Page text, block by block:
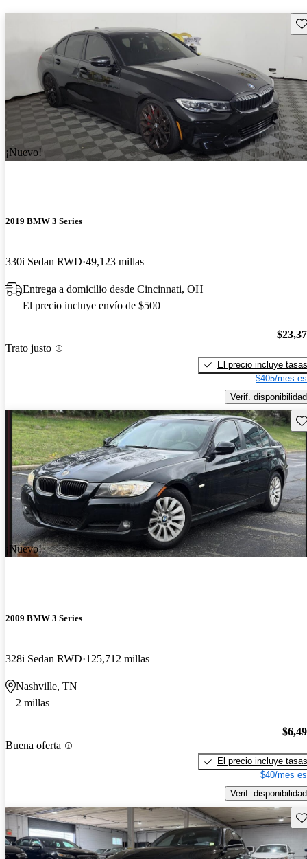
¡Nuevo!
2019 BMW 3 Series
330i Sedan RWD 49,123 millas
Entrega a domicilio desde Cincinnati, OH
El precio incluye envío de $500
Trato justo
El precio incluye tasas
$405/mes
Verif. disponibilidad
¡Nuevo!
2009 BMW 3 Series
328i Sedan RWD 125,712 millas
Nashville, TN
2 millas
Buena oferta
El precio incluye tasas
$40/mes
Verif. disponibilidad